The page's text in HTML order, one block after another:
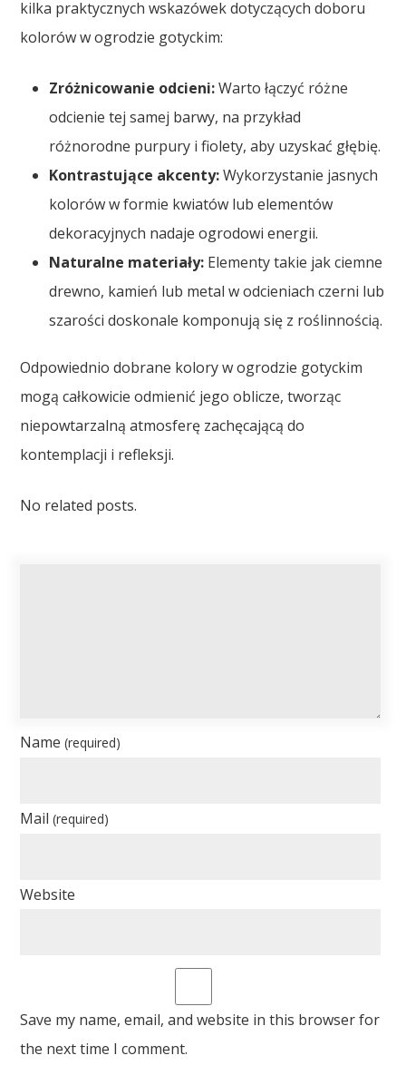
kilka praktycznych wskazówek dotyczących doboru
kolorów w ogrodzie gotyckim:
Zróżnicowanie odcieni:Warto łączyć różne
odcienie tej samej barwy, na przykład
różnorodne purpury i fiolety, aby uzyskać głębię.
Kontrastujące akcenty:Wykorzystanie jasnych
kolorów w formie kwiatów lub elementów
dekoracyjnych nadaje ogrodowi energii.
Naturalne materiały: Elementy takie jak ciemne
drewno, kamień lub metal w odcieniach czerni lub
szarości doskonale komponują się z roślinnością.
Odpowiednio dobrane kolory w ogrodzie gotyckim
mogą całkowicie odmienić jego oblicze, tworząc
niepowtarzalną atmosferę zachęcającą do
kontemplacji i refleksji.
No related posts.
Name(required)
Mail(required)
Website
Save my name, email, and website in this browser for
the next time I comment.